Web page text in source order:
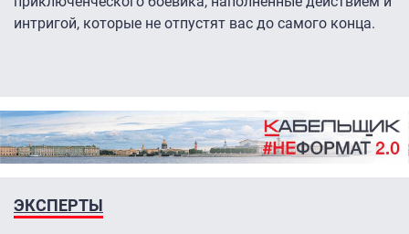
интригой, которые не отпустят вас до самого конца.
ЭКСПЕРТЫ